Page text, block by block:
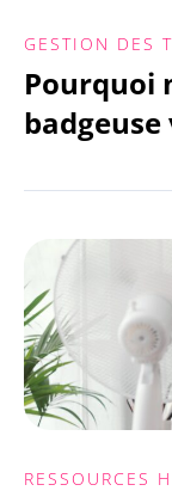
GESTION DES
Pourquoi
RESSOURCES